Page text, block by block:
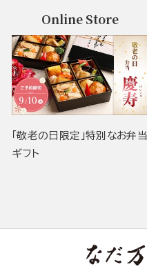
Online Store
「敬老の日限定」特別なお弁当
ギフト